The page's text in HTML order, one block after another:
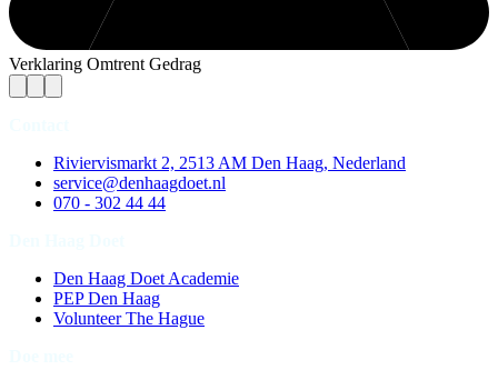
Verklaring Omtrent Gedrag
Riviervismarkt 2, 2513 AM Den Haag, Nederland
service@denhaagdoet.nl
070 - 302 44 44
Den Haag Doet Academie
PEP Den Haag
Volunteer The Hague